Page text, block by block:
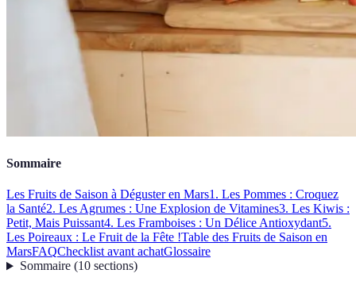
Sommaire
Les Fruits de Saison à Déguster en Mars1. Les Pommes : Croquez
la Santé2. Les Agrumes : Une Explosion de Vitamines3. Les Kiwis :
Petit, Mais Puissant4. Les Framboises : Un Délice Antioxydant5.
Les Poireaux : Le Fruit de la Fête !Table des Fruits de Saison en
MarsFAQChecklist avant achatGlossaire
Sommaire(10 sections)